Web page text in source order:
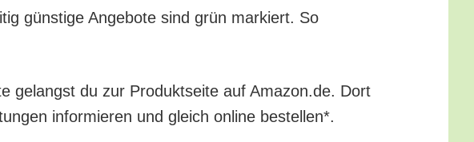
güns­ti­ge Ange­bo­te sind grün mar­kiert. So
gelangst du zur Pro­dukt­sei­te auf Amazon.de. Dort
infor­mie­ren und gleich online bestellen*.